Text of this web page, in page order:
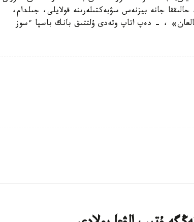
جانە بيزنەس سۋبەكتىلەرىنە قولايلى، جىلدام،
، - دەپ اتاپ وتەدى ۇلتتىق بانك باسپا ءسوز